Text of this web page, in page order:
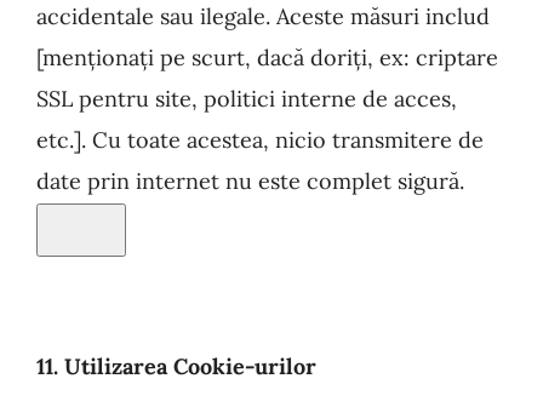
accidentale sau ilegale. Aceste măsuri includ
[menționați pe scurt, dacă doriți, ex: criptare
SSL pentru site, politici interne de acces,
etc.]. Cu toate acestea, nicio transmitere de
date prin internet nu este complet sigură.
11. Utilizarea Cookie-urilor